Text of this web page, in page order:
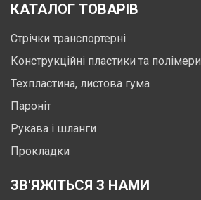
КАТАЛОГ ТОВАРІВ
Стрічки транспортерні
Конструкційні пластики та полімери
Техпластина, листова гума
Пароніт
Рукава і шланги
Прокладки
ЗВ'ЯЖІТЬСЯ З НАМИ